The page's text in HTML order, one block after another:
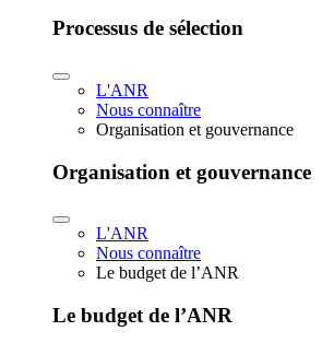
Processus de sélection
L'ANR
Nous connaître
Organisation et gouvernance
Organisation et gouvernance
L'ANR
Nous connaître
Le budget de l’ANR
Le budget de l’ANR